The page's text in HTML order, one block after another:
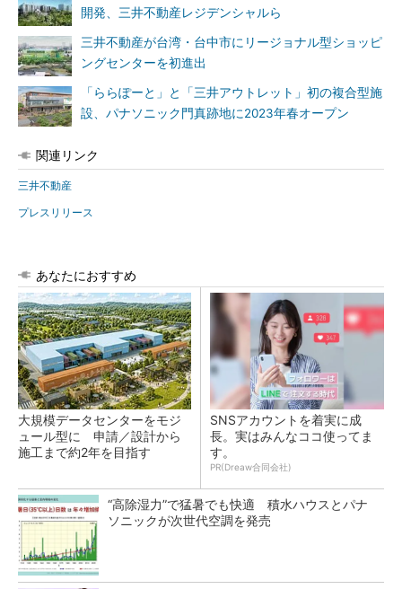
開発、三井不動産レジデンシャルら
三井不動産が台湾・台中市にリージョナル型ショッピ
ングセンターを初進出
「ららぽーと」と「三井アウトレット」初の複合型施
設、パナソニック門真跡地に2023年春オープン
関連リンク
三井不動産
プレスリリース
あなたにおすすめ
大規模データセンターをモジ
ュール型に 申請／設計から
施工まで約2年を目指す
SNSアカウントを着実に成
長。実はみんなココ使ってま
す。
PR(Dreaw合同会社)
“高除湿力”で猛暑でも快適 積水ハウスとパナ
ソニックが次世代空調を発売